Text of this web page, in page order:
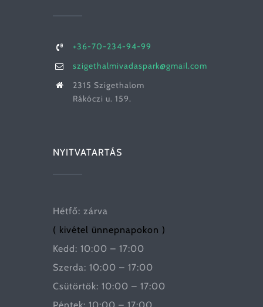
+36-70-234-94-99
szigethalmivadaspark@gmail.com
2315 Szigethalom
Rákóczi u. 159.
NYITVATARTÁS
Hétfő: zárva
( kivétel ünnepnapokon )
Kedd: 10:00 – 17:00
Szerda: 10:00 – 17:00
Csütörtök: 10:00 – 17:00